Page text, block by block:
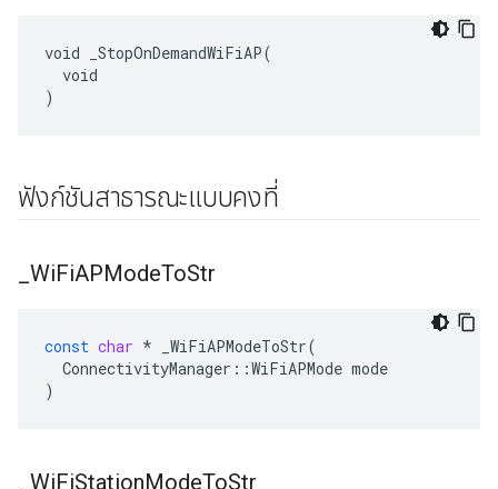
void _StopOnDemandWiFiAP(
  void
)
ฟังก์ชันสาธารณะแบบคงที่
WiFiAPModeToStr
const char * _WiFiAPModeToStr(
ConnectivityManager ::WiFiAPMode mode
)
WiFiStationModeToStr